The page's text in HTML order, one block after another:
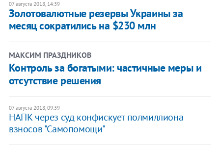
07 августа 2018, 14:39
Золотовалютные резервы Украины за
месяц сократились на $230 млн
МАКСИМ ПРАЗДНИКОВ
Контроль за богатыми: частичные меры и
отсутствие решения
07 августа 2018, 09:39
НАПК через суд конфискует полмиллиона
взносов "Самопомощи"